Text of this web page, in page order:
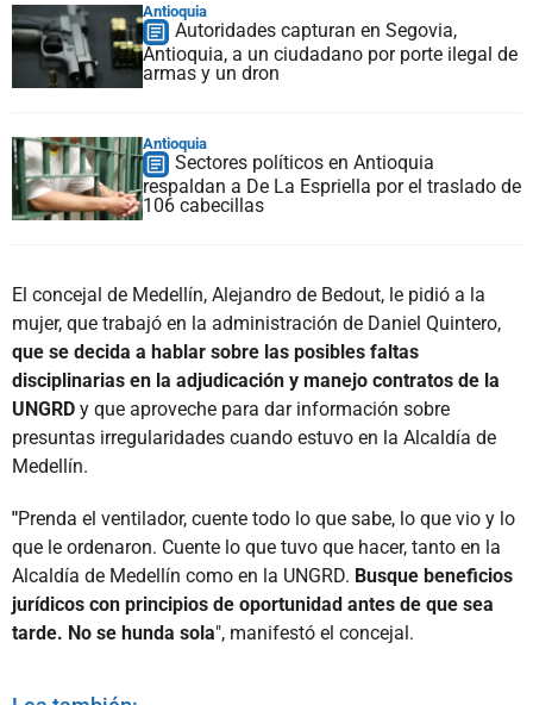
Antioquia
Autoridades capturan en Segovia,
Antioquia, a un ciudadano por porte ilegal de
armas y un dron
Antioquia
Sectores políticos en Antioquia
respaldan a De La Espriella por el traslado de
106 cabecillas
El concejal de Medellín, Alejandro de Bedout, le pidió a la
mujer, que trabajó en la administración de Daniel Quintero,
que se decida a hablar sobre las posibles faltas
disciplinarias en la adjudicación y manejo contratos de la
UNGRD y que aproveche para dar información sobre
presuntas irregularidades cuando estuvo en la Alcaldía de
Medellín.
"Prenda el ventilador, cuente todo lo que sabe, lo que vio y lo
que le ordenaron. Cuente lo que tuvo que hacer, tanto en la
Alcaldía de Medellín como en la UNGRD. Busque beneficios
jurídicos con principios de oportunidad antes de que sea
tarde. No se hunda sola", manifestó el concejal.